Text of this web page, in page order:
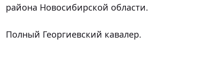
района Новосибирской области.
Полный Георгиевский кавалер.